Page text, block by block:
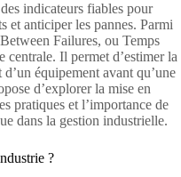
indicateurs fiables pour
et anticiper les pannes. Parmi
Failures, ou Temps
centrale. Il permet d’estimer la
équipement avant qu’une
d’explorer la mise en
pratiques et l’importance de
dans la gestion industrielle.
?